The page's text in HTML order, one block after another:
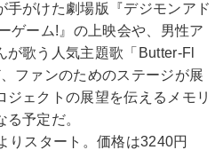
手がけた劇場版『デジモンアド
ゲーム!』の上映会や、男性ア
が歌う人気主題歌「Butter-Fl
ファンのためのステージが展
ジェクトの展望を伝えるメモリ
予定だ。
りスタート。価格は3240円